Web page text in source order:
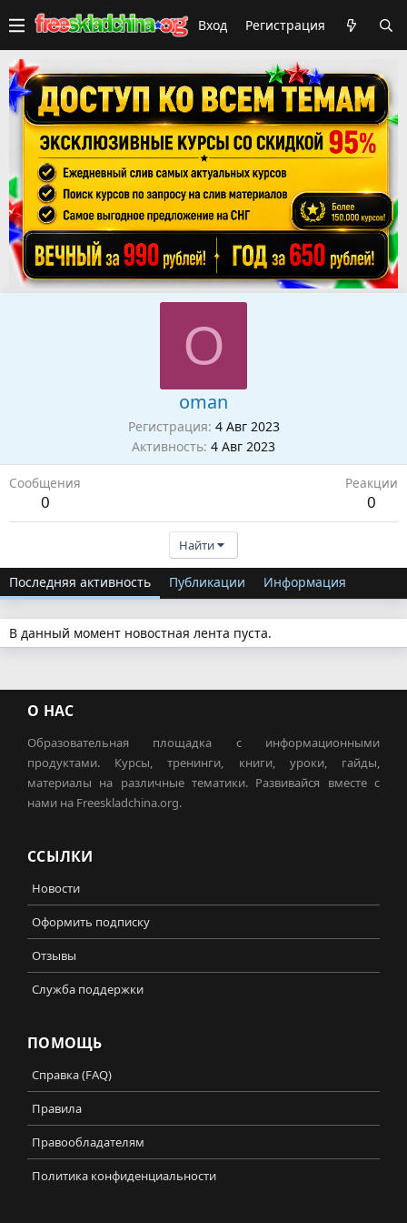
Вход Регистрация
O
oman
Регистрация 4 Авг 2023
Активность 4 Авг 2023
Сообщения
0
Реакции
0
Найти
Последняя активность Публикации Информация
В данный момент новостная лента пуста.
О НАС
Образовательная площадка с информационными
продуктами. Курсы, тренинги, книги, уроки, гайды,
материалы на различные тематики. Развивайся вместе с
нами на Freeskladchina.org.
ССЫЛКИ
Новости
Оформить подписку
Отзывы
Служба поддержки
ПОМОЩЬ
Справка (FAQ)
Правила
Правообладателям
Политика конфиденциальности